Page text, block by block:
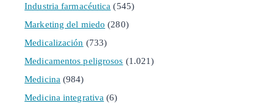
Industria farmacéutica (545)
Marketing del miedo (280)
Medicalización (733)
Medicamentos peligrosos (1.021)
Medicina (984)
Medicina integrativa (6)